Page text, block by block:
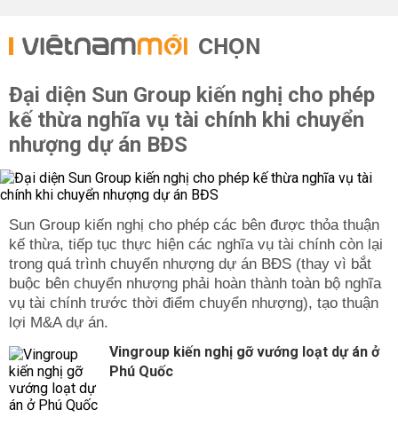
CHỌN
Đại diện Sun Group kiến nghị cho phép
kế thừa nghĩa vụ tài chính khi chuyển
nhượng dự án BĐS
Sun Group kiến nghị cho phép các bên được thỏa thuận
kế thừa, tiếp tục thực hiện các nghĩa vụ tài chính còn lại
trong quá trình chuyển nhượng dự án BĐS (thay vì bắt
buộc bên chuyển nhượng phải hoàn thành toàn bộ nghĩa
vụ tài chính trước thời điểm chuyển nhượng), tạo thuận
lợi M&A dự án.
Vingroup kiến nghị gỡ vướng loạt dự án ở
Phú Quốc